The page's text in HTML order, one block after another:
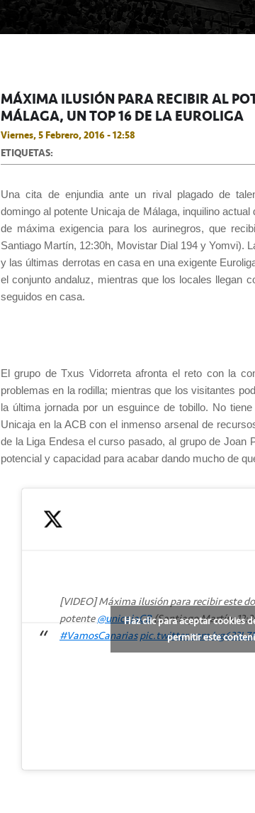
MÁXIMA ILUSIÓN PARA RECIBIR AL
MÁLAGA, UN TOP 16 DE LA EUROLIGA
Viernes, 5 Febrero, 2016 - 12:58
ETIQUETAS:
Una cita de enjundia ante un rival plagado de
domingo al potente Unicaja de Málaga, inquilino
de máxima exigencia para los aurinegros, que
Santiago Martín, 12:30h, Movistar Dial 194 y Yomvi).
y las últimas derrotas en casa en una exigente
el conjunto andaluz, mientras que los locales llegan
seguidos en casa.
El grupo de Txus Vidorreta afronta el reto con la
problemas en la rodilla; mientras que los visitantes
la última jornada por un esguince de tobillo. No
Unicaja en la ACB con el inmenso arsenal de
de la Liga Endesa el curso pasado, al grupo de Joan
potencial y capacidad para acabar dando mucho de
[VIDEO] Máxima ilusión para recibir este
potente@unicajaCB(Santiago Martín,
#VamosCanariaspic.twitter.com/
Haz clic para aceptar cookies
permitir este